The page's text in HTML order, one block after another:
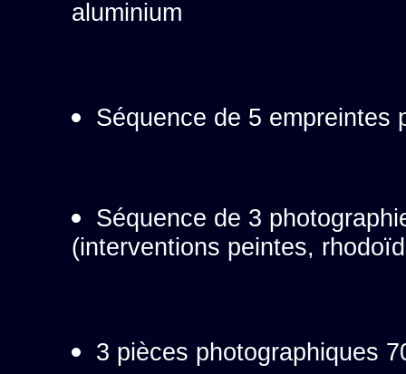
aluminium
Séquence de 5 empreintes
Séquence de 3
(interventions peintes,
3 pièces photographiques